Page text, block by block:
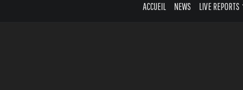
ACCUEIL NEWS LIVE REPORTS